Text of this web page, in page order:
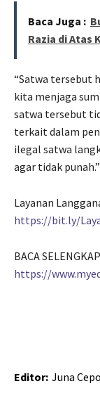
Baca Juga :
Razia di Atas
“Satwa tersebut
kita menjaga
satwa tersebut
terkait dalam
ilegal satwa
agar tidak
Layanan
https://bit.ly/
BACA
https://
Editor: Juna